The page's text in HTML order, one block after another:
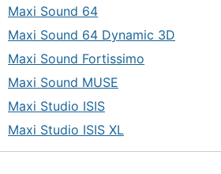
Maxi Sound 64
Maxi Sound 64 Dynamic 3D
Maxi Sound Fortissimo
Maxi Sound MUSE
Maxi Studio ISIS
Maxi Studio ISIS XL